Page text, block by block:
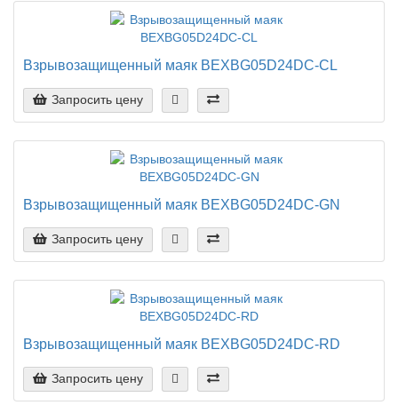
Взрывозащищенный маяк BEXBG05D24DC-CL
Запросить цену
Взрывозащищенный маяк BEXBG05D24DC-GN
Запросить цену
Взрывозащищенный маяк BEXBG05D24DC-RD
Запросить цену